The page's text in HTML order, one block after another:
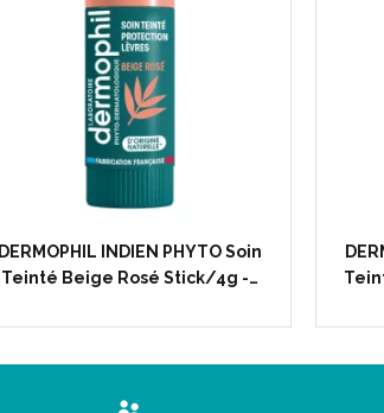
DERMOPHIL INDIEN PHYTO Soin
Teinté Beige Rosé Stick/4g -…